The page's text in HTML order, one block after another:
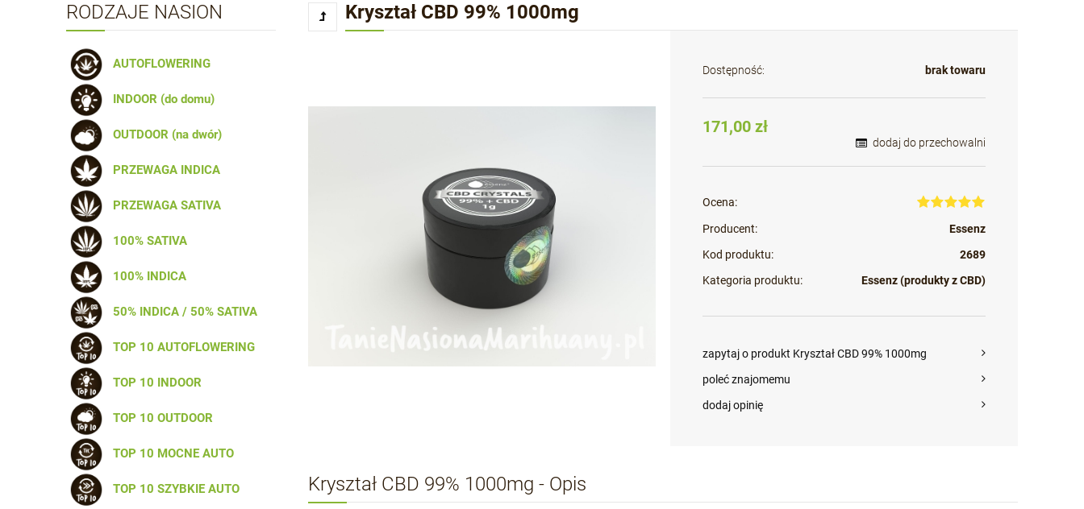
RODZAJE NASION
AUTOFLOWERING
INDOOR (do domu)
OUTDOOR (na dwór)
PRZEWAGA INDICA
PRZEWAGA SATIVA
100% SATIVA
100% INDICA
50% INDICA / 50% SATIVA
TOP 10 AUTOFLOWERING
TOP 10 INDOOR
TOP 10 OUTDOOR
TOP 10 MOCNE AUTO
TOP 10 SZYBKIE AUTO
Kryształ CBD 99% 1000mg
Dostępność: brak towaru
171,00 zł
dodaj do przechowalni
Ocena:
Producent:
Essenz
Kod produktu:
2689
Kategoria produktu:
Essenz (produkty z CBD)
zapytaj o produkt Kryształ CBD 99% 1000mg
poleć znajomemu
dodaj opinię
Kryształ CBD 99% 1000mg - Opis